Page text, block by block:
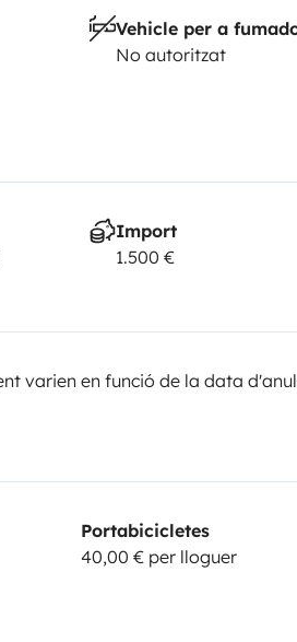
Vehicle per a
No autoritzat
Import
1.500 €
varien en funció de la data
Portabicicletes
40,00 € per lloguer